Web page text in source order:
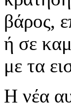
βάρος,
ή σε
με τα
Η νέα